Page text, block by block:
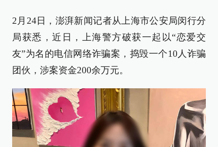
2月24日，澎湃新闻记者从上海市公安局闵行分
局获悉，近日，上海警方破获一起以“恋爱交
友”为名的电信网络诈骗案，捣毁一个10人诈骗
团伙，涉案资金200余万元。